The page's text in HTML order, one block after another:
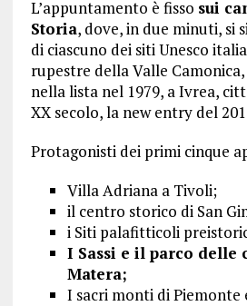
L’appuntamento è fisso sui
Storia, dove, in due minuti, si
di ciascuno dei siti Unesco
rupestre della Valle
nella lista nel 1979, a Ivrea,
XX secolo, la new entry del
Protagonisti dei primi cinque
Villa Adriana a Tivoli;
il centro storico di San
i Siti palafitticoli
I Sassi e il parco delle
Matera;
I sacri monti di Piemonte